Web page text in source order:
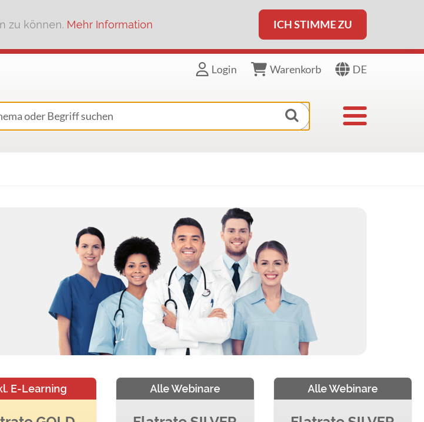
zu können. Mehr Information ICH STIMME ZU
Login Warenkorb DE
Toggle
E-Learning Alle Webinare Alle Webinare